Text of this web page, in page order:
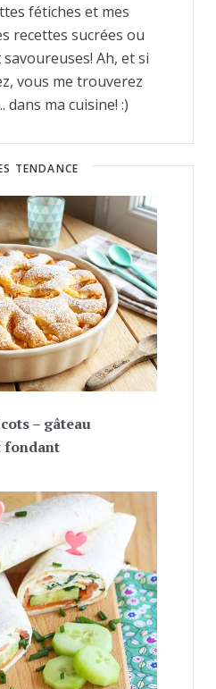
fétiches et mes
recettes sucrées ou
Ah, et si
vous me trouverez
dans ma cuisine! :)
TENDANCE
– gâteau
fondant